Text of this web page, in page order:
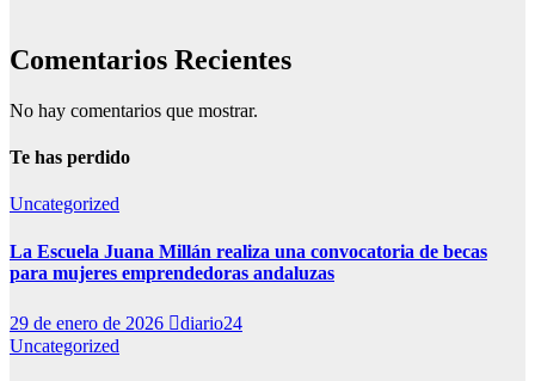
Comentarios Recientes
No hay comentarios que mostrar.
Te has perdido
Uncategorized
La Escuela Juana Millán realiza una convocatoria de becas
para mujeres emprendedoras andaluzas
29 de enero de 2026
diario24
Uncategorized